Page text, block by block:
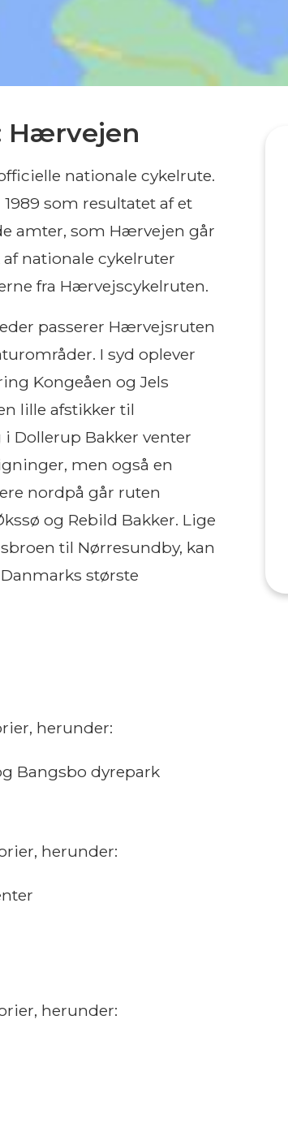
Hærvejen
nationale cykelrute.
som resultatet af et
amter, som Hærvejen går
nationale cykelruter
fra Hærvejscykelruten.
passerer Hærvejsruten
I syd oplever
Kongeåen og Jels
lille afstikker til
Dollerup Bakker venter
men også en
nordpå går ruten
og Rebild Bakker. Lige
til Nørresundby, kan
største
herunder:
Bangsbo dyrepark
herunder:
herunder: